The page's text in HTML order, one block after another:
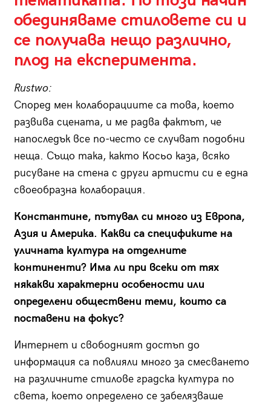
обединяваме стиловете си и
се получава нещо различно,
плод на експеримента.
Rustwo:
Според мен колаборациите са това, което
развива сцената, и ме радва фактът, че
напоследък все по-често се случват подобни
неща. Също така, както Косьо каза, всяко
рисуване на стена с други артисти си е една
своеобразна колаборация.
Константине, пътувал си много из Европа,
Азия и Америка. Какви са спецификите на
уличната култура на отделните
континенти? Има ли при всеки от тях
някакви характерни особености или
определени обществени теми, които са
поставени на фокус?
Интернет и свободният достъп до
информация са повлияли много за смесването
на различните стилове градска култура по
света, което определено се забелязваше